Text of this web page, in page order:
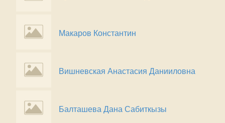
Макаров Константин
Вишневская Анастасия Данииловна
Балташева Дана Сабиткызы